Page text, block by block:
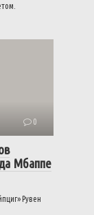
0
Мбаппе
Рувен